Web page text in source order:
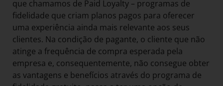
que chamamos de Paid Loyalty – programas de
fidelidade que criam planos pagos para oferecer
uma experiência ainda mais relevante aos seus
clientes. Na condição de pagante, o cliente que não
atinge a frequência de compra esperada pela
empresa e, consequentemente, não consegue obter
as vantagens e benefícios através do programa de